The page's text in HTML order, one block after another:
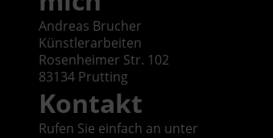
Andreas Brucher
Künstlerarbeiten
Rosenheimer Str. 102
83134 Prutting
Kontakt
Rufen Sie einfach an unter